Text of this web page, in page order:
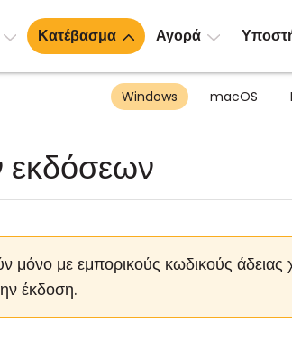
Κατέβασμα Αγορά
Windows macOS
με εμπορικούς κωδικούς άδειας
έκδοση.